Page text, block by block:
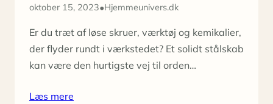
oktober 15, 2023•Hjemmeunivers.dk
Er du træt af løse skruer, værktøj og kemikalier,
der flyder rundt i værkstedet? Et solidt stålskab
kan være den hurtigste vej til orden…
Læs mere